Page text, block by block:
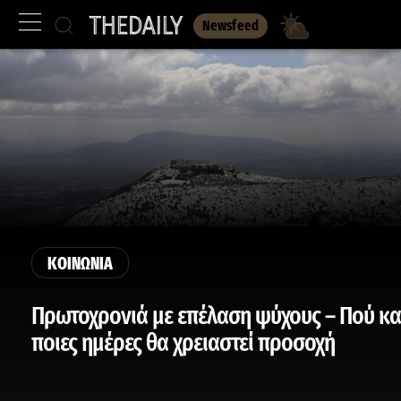
Newsfeed
ΚΟΙΝΩΝΙΑ
Πρωτοχρονιά με επέλαση ψύχους – Πού
ποιες ημέρες θα χρειαστεί προσοχή